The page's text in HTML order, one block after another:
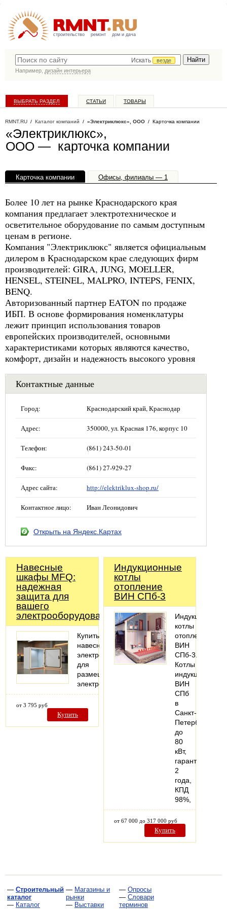
строительство ремонт дом и дача
Искать
везде
Например, дизайн интерьера
ВЫБРАТЬ РАЗДЕЛ СТАТЬИ ТОВАРЫ
RMNT.RU / Каталог компаний / «Электриклюкс», ООО / Карточка компании
«Электриклюкс»,
ООО — карточка компании
Карточка компании Офисы, филиалы — 1
Более 10 лет на рынке Краснодарского края
компания предлагает электротехническое и
осветительное оборудование по самым доступным
ценам в регионе.
Компания "Электриклюкс" является официальным
дилером в Краснодарском крае следующих фирм
производителей: GIRA, JUNG, MOELLER,
HENSEL, STEINEL, MALPRO, INTEPS, FENIX,
BENQ.
Авторизованный партнер EATON по продаже
ИБП. В основе формирования номенклатуры
лежит принцип использования товаров
европейских производителей, основными
характеристиками которых являются качество,
комфорт, дизайн и надежность высокого уровня
Контактные данные
Город: Краснодарский край, Краснодар
Адрес: 350000, ул. Красная 176, корпус 10
Телефон: (861) 243-50-01
Факс: (861) 27-929-27
Адрес сайта: http://elektriklux-shop.ru/
Контактное лицо: Иван Леонидович
Открыть на Яндекс.Картах
Навесные
шкафы MFQ:
надежная
защита для
вашего
электрооборудования
Купить
навесной
электрошкаф
для
размещения
электрооборудования
от 3 795 руб
Купить
Индукционные
котлы
отопление
ВИН СПб-3
Индукционные
котлы
отопление
ВИН
СПб-3.
Котлы
индукционные
ВИН
СПб
в
Санкт-
Петербурге
до
80
кВт,
гарантия
2
года,
КПД
98%,
от 67 000 до 317 000 руб
Купить
— Строительный
каталог
— Каталог
— Магазины и
рынки
— Выставки
— Опросы
— Словари
терминов